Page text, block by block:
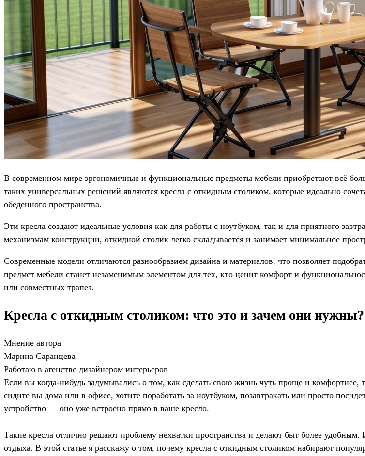
В современном мире эргономичные и функциональные предметы мебели приобретают всё
таких универсальных решений являются кресла с откидным столиком, которые идеально
обеденного пространства.
Эти кресла создают идеальные условия как для работы с ноутбуком, так и для приятного
механизмам конструкции, откидной столик легко складывается и занимает минимальное
Современные модели отличаются разнообразием дизайна и материалов, что позволяет
предмет мебели станет незаменимым элементом для тех, кто ценит комфорт и
или совместных трапез.
Кресла с откидным столиком: что это и зачем они нужны?
Мнение автора
Марина Саранцева
Работаю в агенстве дизайнером интерьеров
Если вы когда-нибудь задумывались о том, как сделать свою жизнь чуть проще и комфортнее,
сидите вы дома или в офисе, хотите поработать за ноутбуком, позавтракать или просто
устройство — оно уже встроено прямо в ваше кресло.
Такие кресла отлично решают проблему нехватки пространства и делают быт более
отдыха. В этой статье я расскажу о том, почему кресла с откидным столиком набирают